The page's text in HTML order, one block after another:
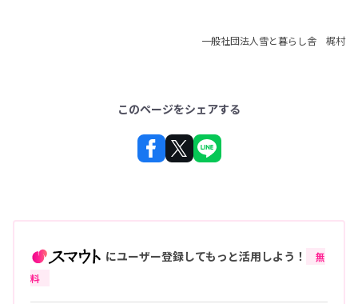
一般社団法人雪と暮らし舎 梶村
このページをシェアする
にユーザー登録してもっと活用しよう！
無
料